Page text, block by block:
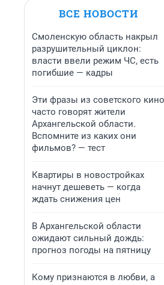
ВСЕ НОВОСТИ
Смоленскую область накрыл
разрушительный циклон:
власти ввели режим ЧС, есть
погибшие — кадры
Эти фразы из советского кино
часто говорят жители
Архангельской области.
Вспомните из каких они
фильмов? — тест
Квартиры в новостройках
начнут дешеветь — когда
ждать снижения цен
В Архангельской области
ожидают сильный дождь:
прогноз погоды на пятницу
Кому признаются в любви, а